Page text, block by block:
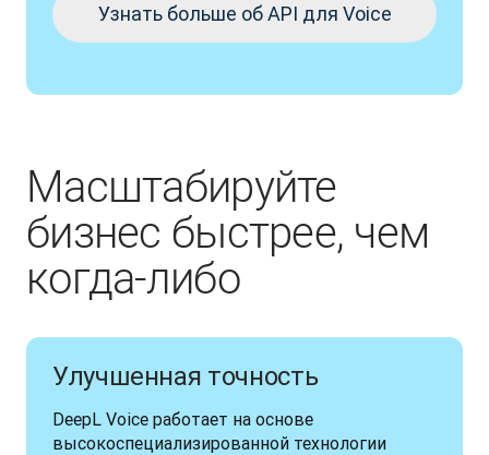
Узнать больше об API для Voice
Масштабируйте
бизнес быстрее, чем
когда-либо
Улучшенная точность
DeepL Voice работает на основе
высокоспециализированной технологии